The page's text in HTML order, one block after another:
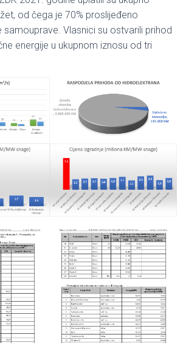
od čega je 70% proslijeđeno
samouprave. Vlasnici su ostvarili prihod
energije u ukupnom iznosu od tri